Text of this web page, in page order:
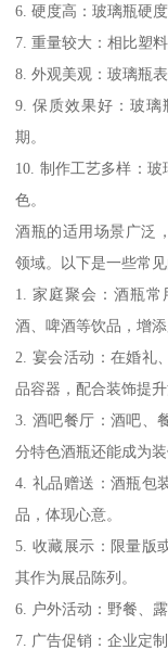
6. 硬度高：玻璃瓶硬
7. 重量较大：相比塑
8. 外观美观：玻璃瓶
9. 保质效果好：玻
期。
10. 制作工艺多样：
色。
酒瓶的适用场景广泛
领域。以下是一些常见
1. 家庭聚会：酒瓶
酒、啤酒等饮品，增添
2. 宴会活动：在婚礼
品容器，配合装饰提升
3. 酒吧餐厅：酒吧、
分特色酒瓶还能成为装
4. 礼品赠送：酒瓶包
品，体现心意。
5. 收藏展示：限量版
其作为展品陈列。
6. 户外活动：野餐、
7. 广告促销：企业定